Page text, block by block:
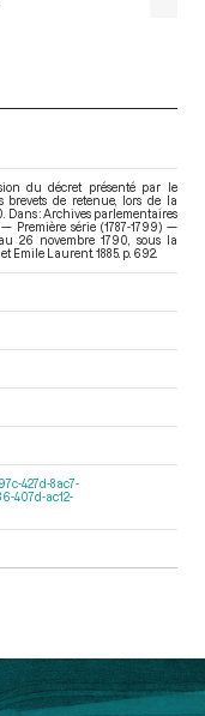
du décret présenté par le
brevets de retenue, lors de la
Dans : Archives parlementaires
Première série (1787-1799) —
26 novembre 1790
, sous la
Emile Laurent. 1885. p. 692.
427d-8ac7-
407d-ac12-